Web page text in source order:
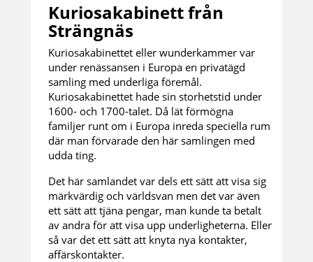
Kuriosakabinett från
Strängnäs
Kuriosakabinettet eller wunderkammer var
under renässansen i Europa en privatägd
samling med underliga föremål.
Kuriosakabinettet hade sin storhetstid under
1600- och 1700-talet. Då lät förmögna
familjer runt om i Europa inreda speciella rum
där man förvarade den här samlingen med
udda ting.
Det här samlandet var dels ett sätt att visa sig
märkvärdig och världsvan men det var även
ett sätt att tjäna pengar, man kunde ta betalt
av andra för att visa upp underligheterna. Eller
så var det ett sätt att knyta nya kontakter,
affärskontakter.